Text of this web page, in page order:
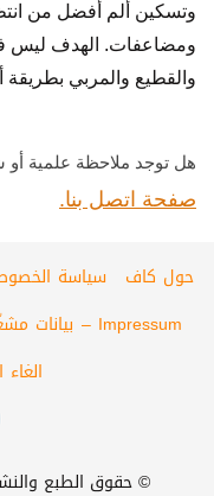
وتسكين ألم أفضل من
ومضاعفات. الهدف ليس
والقطيع والمربي بطريقة
هل توجد ملاحظة علمية
صفحة اتصل بنا.
© حقوق الطبع والنشر 2026 كاف | كل الحقوق
حول كاف سياسة
Impressum – بيانات مشغّل الموقع